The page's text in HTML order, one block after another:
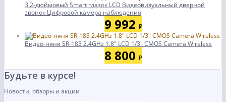
3.2-дюймовый Smart глазок LCD Видеовизуальный дверной
звонок Цифровой камера наблюдения
9 992 ₽
Видео-няня SR-183 2.4GHz 1.8" LCD 1/3" CMOS Camera Wireless
8 800 ₽
Будьте в курсе!
Новости, обзоры и акции